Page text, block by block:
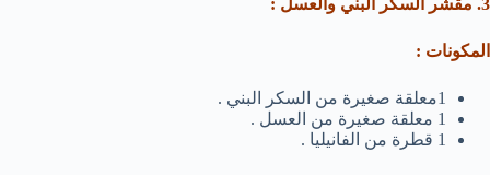
3. مقشر السكر البني والعسل :
المكونات :
1معلقة صغيرة من السكر البني .
1 معلقة صغيرة من العسل .
1 قطرة من الفانيليا .